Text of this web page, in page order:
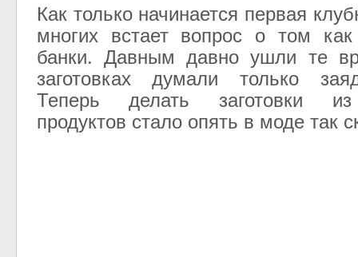
Как только начинается первая
многих встает вопрос о том как
банки. Давным давно ушли те
заготовках думали только
Теперь делать заготовки из
продуктов стало опять в моде так